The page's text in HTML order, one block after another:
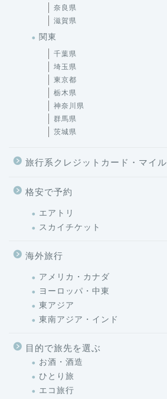
奈良県
滋賀県
関東
千葉県
埼玉県
東京都
栃木県
神奈川県
群馬県
茨城県
旅行系クレジットカード・マイル
格安で予約
エアトリ
スカイチケット
海外旅行
アメリカ・カナダ
ヨーロッパ・中東
東アジア
東南アジア・インド
目的で旅先を選ぶ
お酒・酒造
ひとり旅
エコ旅行